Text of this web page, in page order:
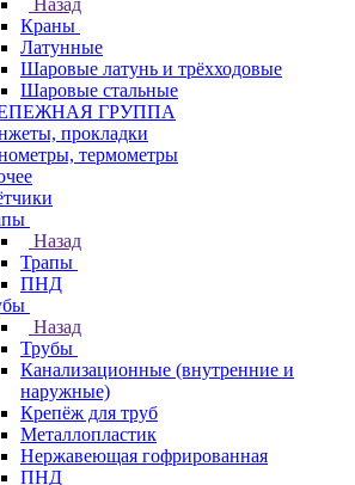
Назад
Краны
Латунные
Шаровые латунь и трёхходовые
Шаровые стальные
ГРУППА
прокладки
термометры
Назад
Трапы
ПНД
Назад
Трубы
Канализационные (внутренние и
наружные)
Крепёж для труб
Металлопластик
Нержавеющая гофрированная
ПНД